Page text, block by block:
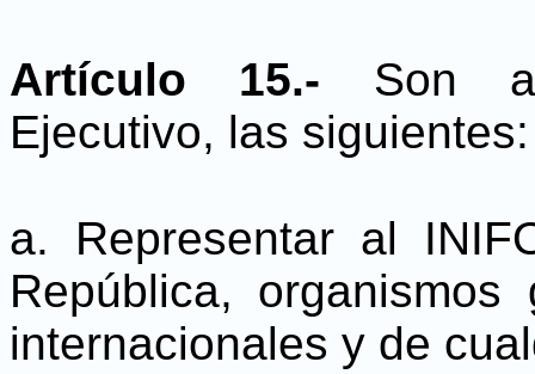
Artículo 15.- Son
Ejecutivo, las siguientes:
a. Representar al
República, organismos
internacionales y de